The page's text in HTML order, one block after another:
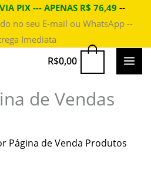
PIX --- APENAS R$ 76,49 --
no seu E-mail ou WhatsApp --
Imediata
R$0,00
de Vendas
Página de Venda Produtos